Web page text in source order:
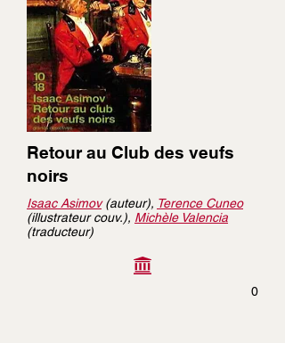
Retour au Club des veufs
noirs
Isaac Asimov(auteur), Terence Cuneo
(illustrateur couv.), Michèle Valencia
(traducteur)
0